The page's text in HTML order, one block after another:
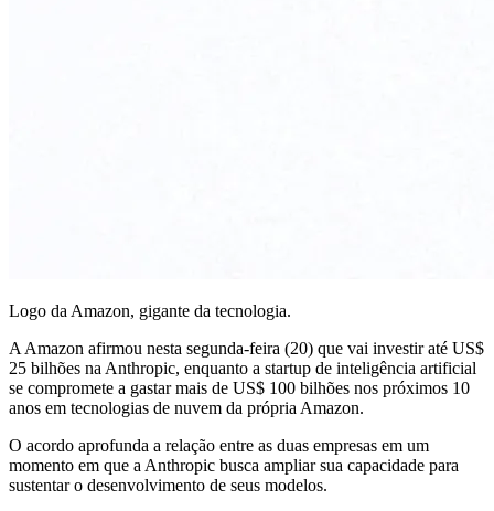
Logo da Amazon, gigante da tecnologia.
A Amazon afirmou nesta segunda-feira (20) que vai investir até US$
25 bilhões na Anthropic, enquanto a startup de inteligência artificial
se compromete a gastar mais de US$ 100 bilhões nos próximos 10
anos em tecnologias de nuvem da própria Amazon.
O acordo aprofunda a relação entre as duas empresas em um
momento em que a Anthropic busca ampliar sua capacidade para
sustentar o desenvolvimento de seus modelos.